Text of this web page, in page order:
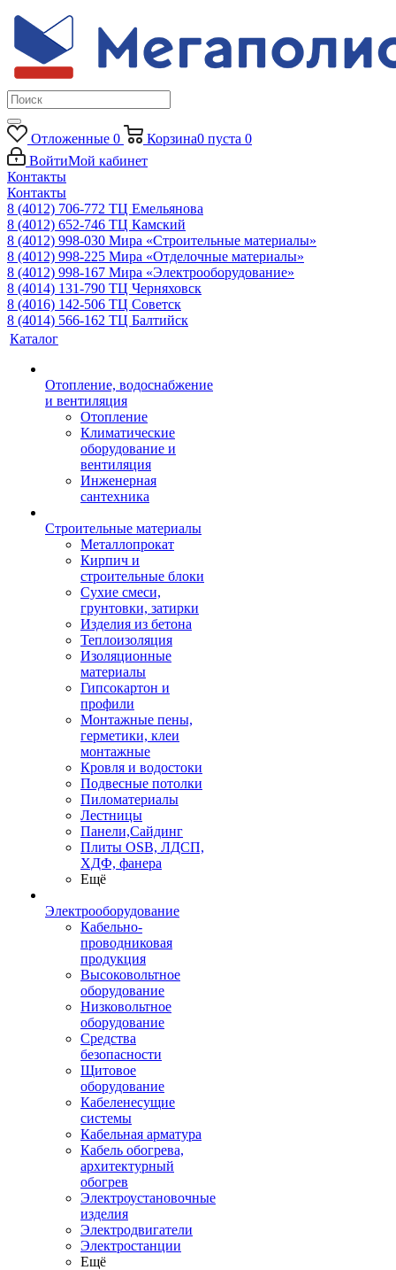
Отложенные 0 Корзина0 пуста 0
ВойтиМой кабинет
Контакты
Контакты
8 (4012) 706-772 ТЦ Емельянова
8 (4012) 652-746 ТЦ Камский
8 (4012) 998-030 Мира «Строительные материалы»
8 (4012) 998-225 Мира «Отделочные материалы»
8 (4012) 998-167 Мира «Электрооборудование»
8 (4014) 131-790 ТЦ Черняховск
8 (4016) 142-506 ТЦ Советск
8 (4014) 566-162 ТЦ Балтийск
Каталог
Отопление, водоснабжение
и вентиляция
Отопление
Климатические
оборудование и
вентиляция
Инженерная
сантехника
Строительные материалы
Металлопрокат
Кирпич и
строительные блоки
Сухие смеси,
грунтовки, затирки
Изделия из бетона
Теплоизоляция
Изоляционные
материалы
Гипсокартон и
профили
Монтажные пены,
герметики, клеи
монтажные
Кровля и водостоки
Подвесные потолки
Пиломатериалы
Лестницы
Панели,Сайдинг
Плиты OSB, ЛДСП,
ХДФ, фанера
Ещё
Электрооборудование
Кабельно-
проводниковая
продукция
Высоковольтное
оборудование
Низковольтное
оборудование
Средства
безопасности
Щитовое
оборудование
Кабеленесущие
системы
Кабельная арматура
Кабель обогрева,
архитектурный
обогрев
Электроустановочные
изделия
Электродвигатели
Электростанции
Ещё